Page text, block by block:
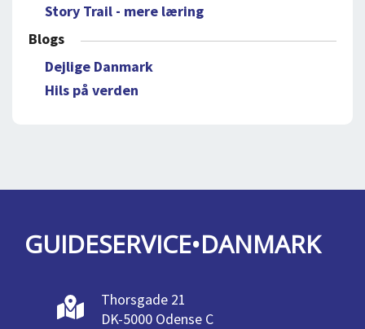
Story Trail - mere læring
Blogs
Dejlige Danmark
Hils på verden
GUIDESERVICE•DANMARK
Thorsgade 21
DK-5000 Odense C